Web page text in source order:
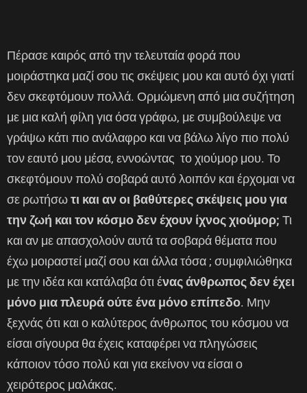
Πέρασε καιρός από την τελευταία φορά που
μοιράστηκα μαζί σου τις σκέψεις μου και αυτό όχι γιατί
δεν σκεφτόμουν πολλά. Ορμώμενη από μια συζήτηση
με μια καλή φίλη για όσα γράφω, με συμβούλεψε να
γράψω κάτι πιο ανάλαφρο και να βάλω λίγο πιο πολύ
τον εαυτό μου μέσα, εννοώντας το χιούμορ μου. Το
σκεφτόμουν πολύ σοβαρά αυτό λοιπόν και έρχομαι να
σε ρωτήσωτι και αν οι βαθύτερες σκέψεις μου για
την ζωή και τον κόσμο δεν έχουν ίχνος χιούμορ; Τι
και αν με απασχολούν αυτά τα σοβαρά θέματα που
έχω μοιραστεί μαζί σου και άλλα τόσα ; συμφιλιώθηκα
με την ιδέα και κατάλαβα ότι ένας άνθρωπος δεν έχει
μόνο μια πλευρά ούτε ένα μόνο επίπεδο. Μην
ξεχνάς ότι και ο καλύτερος άνθρωπος του κόσμου να
είσαι σίγουρα θα έχεις καταφέρει να πληγώσεις
κάποιον τόσο πολύ και για εκείνον να είσαι ο
χειρότερος μαλάκας.